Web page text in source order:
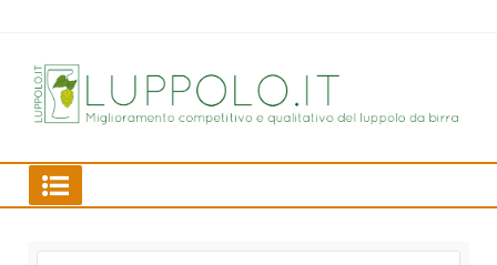
LUPPOLO.IT